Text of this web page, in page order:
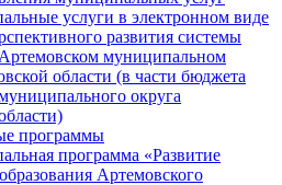
услуги в электронном виде
развития системы
муниципальном
области (в части бюджета
округа
программы
программа «Развитие
Артемовского